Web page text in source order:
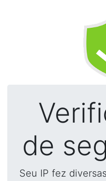
de
Seu IP fez